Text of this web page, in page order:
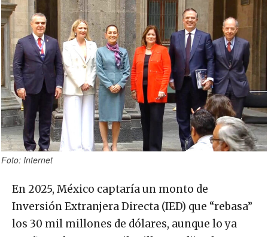
Foto: Internet
En 2025, México captaría un monto de
Inversión Extranjera Directa (IED) que “rebasa”
los 30 mil millones de dólares, aunque lo ya